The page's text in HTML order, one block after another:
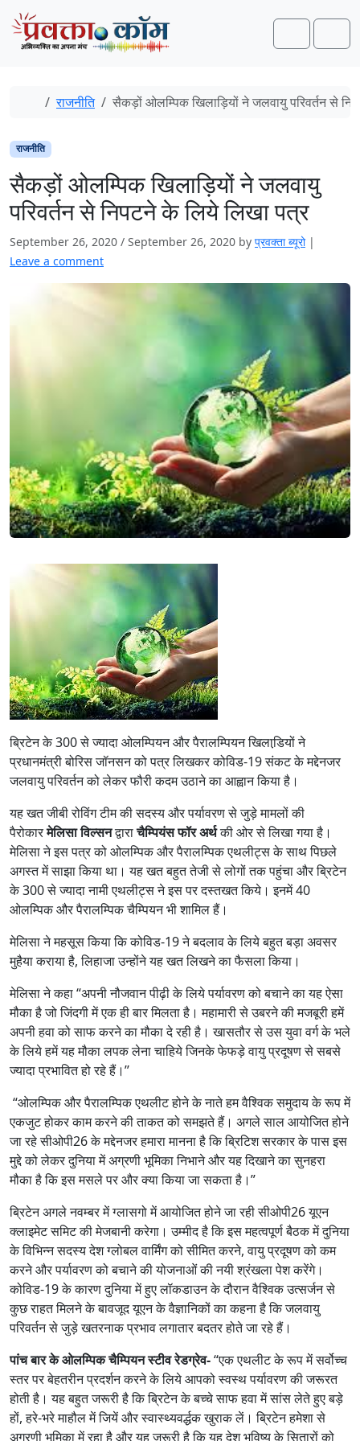
Skip to content
Skip to footer
Search
Home
राजनीति सैकड़ों ओलम्पिक खिलाड़ियों ने जलवायु परिवर्तन से
राजनीति
सैकड़ों ओलम्पिक खिलाड़ियों ने जलवायु
परिवर्तन से निपटने के लिये लिखा पत्र
September 26, 2020 / September 26, 2020 by प्रवक्‍ता ब्यूरो |
Leave a comment
ब्रिटेन के 300 से ज्‍यादा ओलम्पियन और पैरालम्पियन खिलाडि़यों ने
प्रधानमंत्री बोरिस जॉनसन को पत्र लिखकर कोविड-19 संकट के मद्देनजर
जलवायु परिवर्तन को लेकर फौरी कदम उठाने का आह्वान किया है।
यह खत जीबी रोविंग टीम की सदस्‍य और पर्यावरण से जुड़े मामलों की
पैरोकारमेलिसा विल्‍सनद्वाराचैम्पियंस फॉर अर्थकी ओर से लिखा गया है।
मेलिसा ने इस पत्र को ओलम्पिक और पैरालम्पिक एथलीट्स के साथ पिछले
अगस्‍त में साझा किया था। यह खत बहुत तेजी से लोगों तक पहुंचा और ब्रिटेन
के 300 से ज्‍यादा नामी एथलीट्स ने इस पर दस्‍तखत किये। इनमें 40
ओलम्पिक और पैरालम्पिक चैम्पियन भी शामिल हैं।
मेलिसा ने महसूस किया कि कोविड-19 ने बदलाव के लिये बहुत बड़ा अवसर
मुहैया कराया है, लिहाजा उन्‍होंने यह खत लिखने का फैसला किया।
मेलिसा ने कहा “अपनी नौजवान पीढ़ी के लिये पर्यावरण को बचाने का यह ऐसा
मौका है जो जिंदगी में एक ही बार मिलता है। महामारी से उबरने की मजबूरी हमें
अपनी हवा को साफ करने का मौका दे रही है। खासतौर से उस युवा वर्ग के भले
के लिये हमें यह मौका लपक लेना चाहिये जिनके फेफड़े वायु प्रदूषण से सबसे
ज्‍यादा प्रभावित हो रहे हैं।’’
“ओलम्पिक और पैरालम्पिक एथलीट होने के नाते हम वैश्विक समुदाय के रूप में
एकजुट होकर काम करने की ताकत को समझते हैं। अगले साल आयोजित होने
जा रहे सीओपी26 के मद्देनजर हमारा मानना है कि ब्रिटिश सरकार के पास इस
मुद्दे को लेकर दुनिया में अग्रणी भूमिका निभाने और यह दिखाने का सुनहरा
मौका है कि इस मसले पर और क्‍या किया जा सकता है।”
ब्रिटेन अगले नवम्‍बर में ग्‍लासगो में आयोजित होने जा रही सीओपी26 यूएन
क्‍लाइमेट समिट की मेजबानी करेगा। उम्‍मीद है कि इस महत्‍वपूर्ण बैठक में दुनिया
के विभिन्‍न सदस्‍य देश ग्‍लोबल वार्मिंग को सीमित करने, वायु प्रदूषण को कम
करने और पर्यावरण को बचाने की योजनाओं की नयी श्रंखला पेश करेंगे।
कोविड-19 के कारण दुनिया में हुए लॉकडाउन के दौरान वैश्विक उत्‍सर्जन से
कुछ राहत मिलने के बावजूद यूएन के वैज्ञानिकों का कहना है कि जलवायु
परिवर्तन से जुड़े खतरनाक प्रभाव लगातार बदतर होते जा रहे हैं।
पांच बार के ओलम्पिक चैम्पियन स्‍टीव रेडग्रेव-“एक एथलीट के रूप में सर्वोच्‍च
स्‍तर पर बेहतरीन प्रदर्शन करने के लिये आपको स्‍वस्‍थ पर्यावरण की जरूरत
होती है। यह बहुत जरूरी है कि ब्रिटेन के बच्‍चे साफ हवा में सांस लेते हुए बड़े
हों, हरे-भरे माहौल में जियें और स्‍वास्‍थ्‍यवर्द्धक खुराक लें। ब्रिटेन हमेशा से
अग्रणी भूमिका में रहा है और यह जरूरी है कि यह देश भविष्‍य के सितारों को